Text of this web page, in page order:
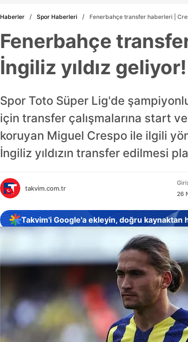
Haberler Spor Haberleri Fenerbahçe transfer haberleri |
Fenerbahçe
İngiliz yıldız geliyor!
Spor Toto Süper Lig'de
için transfer çalışmalarına start
koruyan Miguel Crespo ile ilgili
İngiliz yıldızın transfer edilmesi
takvim.com.tr
26
Takvim'i Google'a ekleyin, doğru kaynaktan